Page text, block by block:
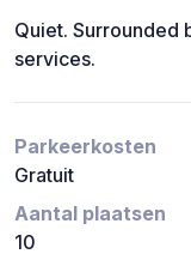
Quiet. Surrounded
services.
Parkeerkosten
Gratuit
Aantal plaatsen
10